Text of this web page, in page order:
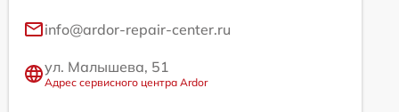
info@ardor-repair-center.ru
ул. Малышева, 51
Адрес сервисного центра Ardor